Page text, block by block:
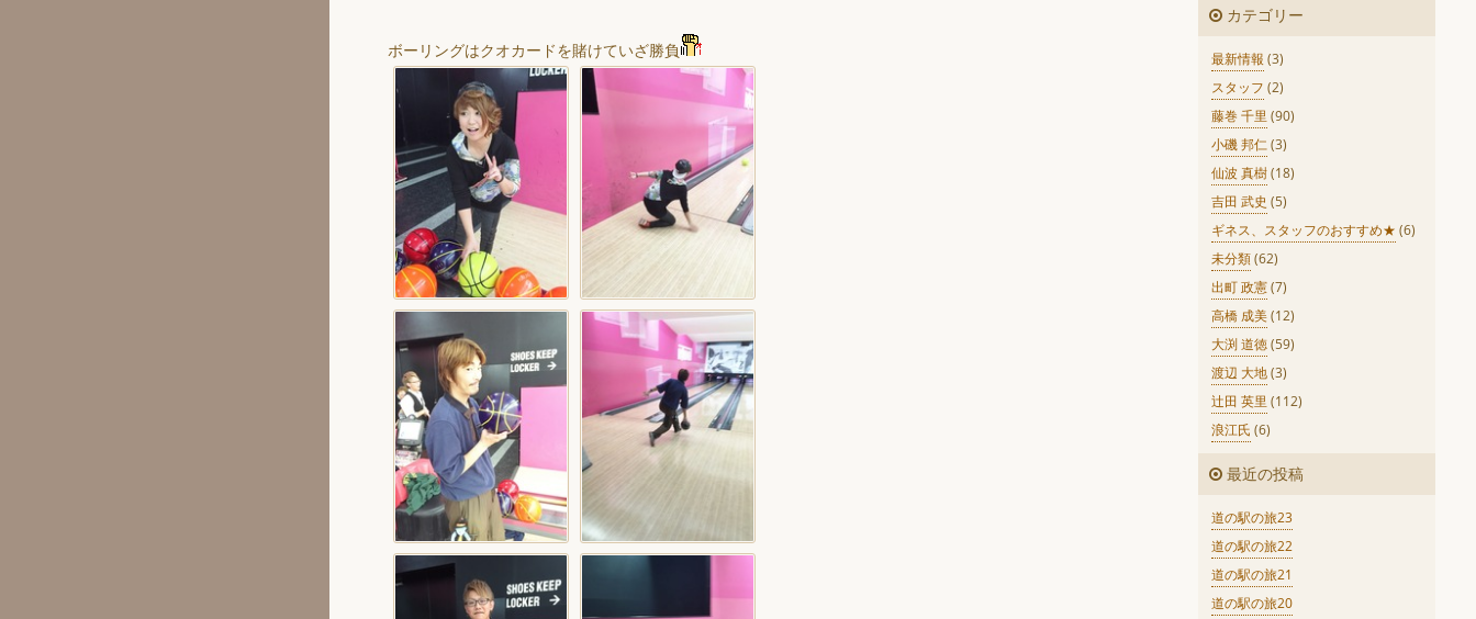
ボーリングはクオカードを賭けていざ勝負
カテゴリー
最新情報 (3)
スタッフ (2)
藤巻 千里 (90)
小磯 邦仁(3)
仙波 真樹(18)
吉田 武史 (5)
ギネス、スタッフのおすすめ★ (6)
未分類(62)
出町 政憲(7)
高橋 成美(12)
大渕 道徳(59)
渡辺 大地(3)
辻田 英里 (112)
浪江氏 (6)
最近の投稿
道の駅の旅23
道の駅の旅22
道の駅の旅21
道の駅の旅20